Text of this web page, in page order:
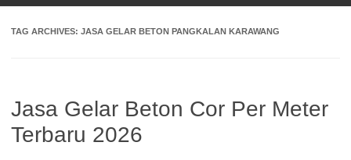
TAG ARCHIVES: JASA GELAR BETON PANGKALAN KARAWANG
Jasa Gelar Beton Cor Per Meter
Terbaru 2026